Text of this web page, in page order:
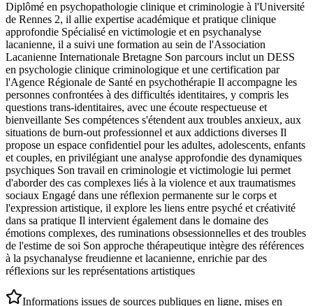
Diplômé en psychopathologie clinique et criminologie à l'Université
de Rennes 2, il allie expertise académique et pratique clinique
approfondie Spécialisé en victimologie et en psychanalyse
lacanienne, il a suivi une formation au sein de l'Association
Lacanienne Internationale Bretagne Son parcours inclut un DESS
en psychologie clinique criminologique et une certification par
l'Agence Régionale de Santé en psychothérapie Il accompagne les
personnes confrontées à des difficultés identitaires, y compris les
questions trans-identitaires, avec une écoute respectueuse et
bienveillante Ses compétences s'étendent aux troubles anxieux, aux
situations de burn-out professionnel et aux addictions diverses Il
propose un espace confidentiel pour les adultes, adolescents, enfants
et couples, en privilégiant une analyse approfondie des dynamiques
psychiques Son travail en criminologie et victimologie lui permet
d'aborder des cas complexes liés à la violence et aux traumatismes
sociaux Engagé dans une réflexion permanente sur le corps et
l'expression artistique, il explore les liens entre psyché et créativité
dans sa pratique Il intervient également dans le domaine des
émotions complexes, des ruminations obsessionnelles et des troubles
de l'estime de soi Son approche thérapeutique intègre des références
à la psychanalyse freudienne et lacanienne, enrichie par des
réflexions sur les représentations artistiques
Informations issues de sources publiques en ligne, mises en